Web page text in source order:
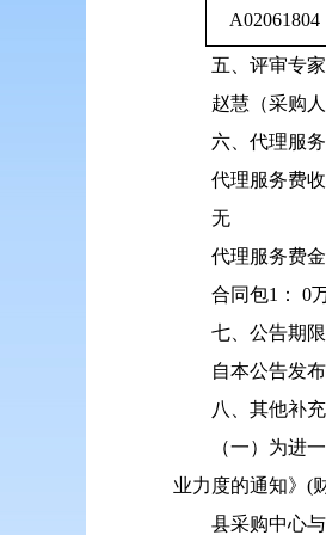
A02061804
五、评审专
赵慧（采购
六、代理服
代理服务费收
无
代理服务费金
合同包1： 0
七、公告期限
自本公告发
八、其他补
（一）为进
业力度的通知》(
县采购中心